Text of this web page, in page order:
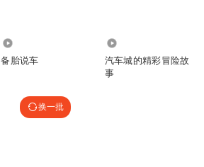
备胎说车
汽车城的精彩冒险故
事
换一批